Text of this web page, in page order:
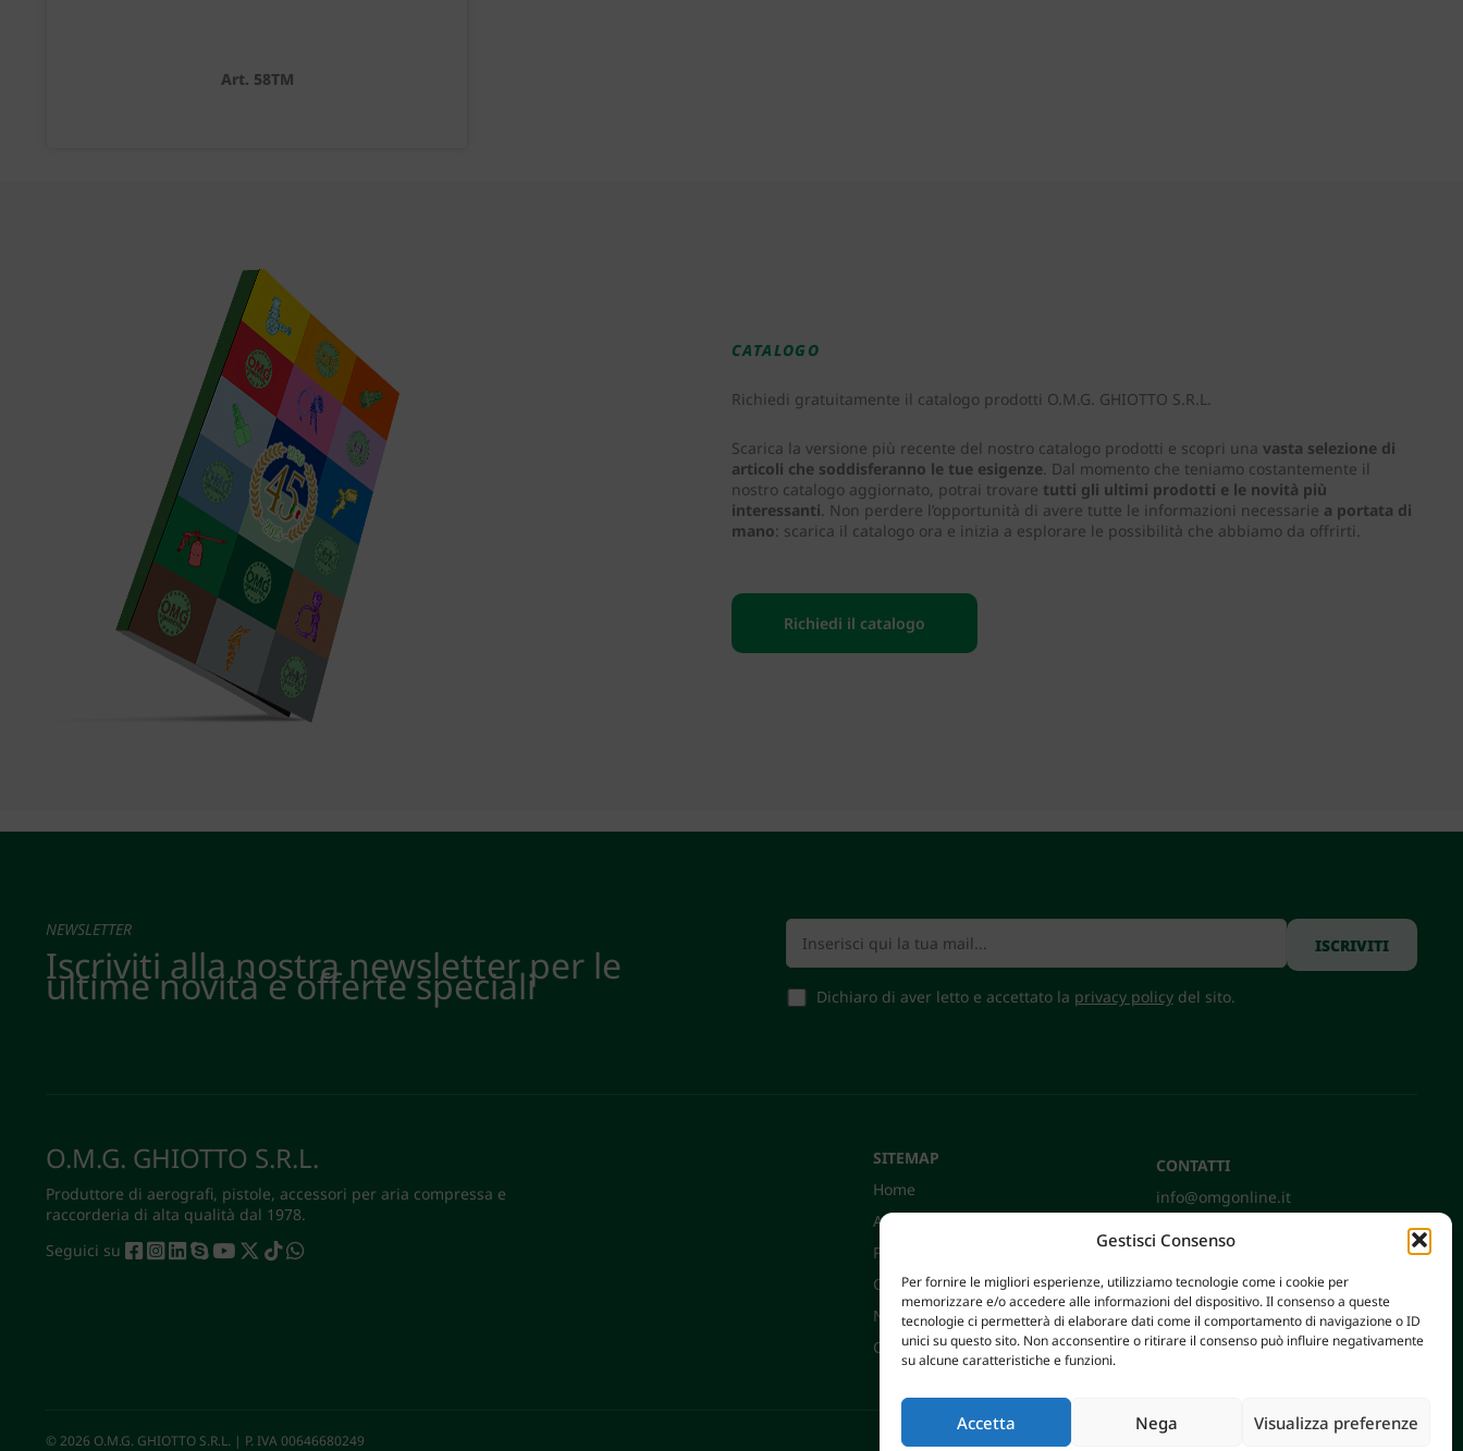
Gestisci Consenso
Per fornire le migliori esperienze, utilizziamo tecnologie come i cookie per
memorizzare e/o accedere alle informazioni del dispositivo. Il consenso a queste
tecnologie ci permetterà di elaborare dati come il comportamento di navigazione o ID
unici su questo sito. Non acconsentire o ritirare il consenso può influire negativamente
su alcune caratteristiche e funzioni.
Accetta Nega Visualizza preferenze
Art. 58TM
CATALOGO
Richiedi gratuitamente il catalogo prodotti O.M.G. GHIOTTO S.R.L.
Scarica la versione più recente del nostro catalogo prodotti e scopri una vasta selezione di
articoli che soddisferanno le tue esigenze. Dal momento che teniamo costantemente il
nostro catalogo aggiornato, potrai trovare tutti gli ultimi prodotti e le novità più
interessanti. Non perdere l’opportunità di avere tutte le informazioni necessarie a portata di
mano: scarica il catalogo ora e inizia a esplorare le possibilità che abbiamo da offrirti.
Richiedi il catalogo
NEWSLETTER
Iscriviti alla nostra newsletter per le
ultime novità e offerte speciali Dichiaro di aver letto e accettato la privacy policydel sito.
O.M.G. GHIOTTO S.R.L.
Produttore di aerografi, pistole, accessori per aria compressa e
raccorderia di alta qualità dal 1978.
Seguici su
SITEMAP
Home
Azienda
Prodotti
Certificazioni
News
Contatti
CONTATTI
info@omgonline.it
36040 Brendola (VI) - Italy
© 2026 O.M.G. GHIOTTO S.R.L. | P. IVA 00646680249